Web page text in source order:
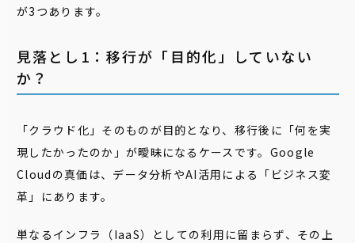
が3つあります。
見落とし1：移行が「目的化」していない
か？
「クラウド化」そのものが目的となり、移行後に「何を実
現したかったのか」が曖昧になるケースです。Google
Cloudの真価は、データ分析やAI活用による「ビジネス変
革」にあります。
単なるインフラ（IaaS）としての利用に留まらず、その上